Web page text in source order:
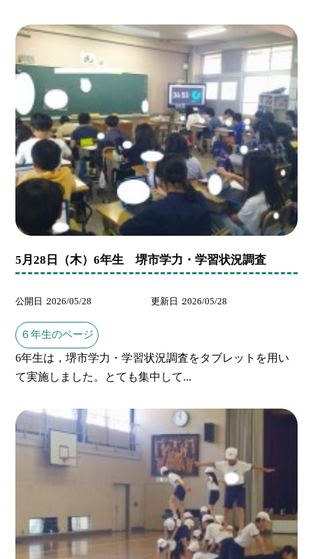
5月28日（木）6年生 堺市学力・学習状況調査
公開日 2026/05/28 更新日 2026/05/28
６年生のページ
6年生は，堺市学力・学習状況調査をタブレットを用い
て実施しました。とても集中して...